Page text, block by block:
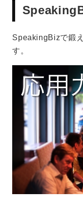
SpeakingBizで鍛
す。